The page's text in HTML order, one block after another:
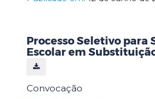
Processo Seletivo para
Escolar em
Convocação